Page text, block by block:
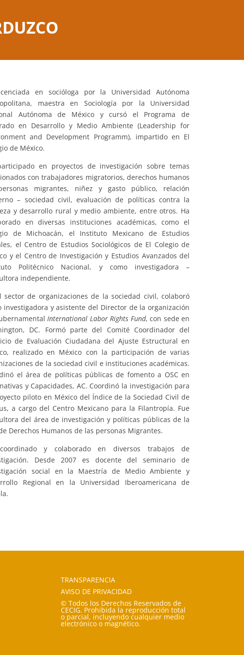
en socióloga por la Universidad Autónoma
maestra en Sociología por la Universidad
Autónoma de México y cursó el Programa de
en Desarrollo y Medio Ambiente (Leadership for
and Development Programm), impartido en El
de México.
en proyectos de investigación sobre temas
con trabajadores migratorios, derechos humanos
migrantes, niñez y gasto público, relación
– sociedad civil, evaluación de políticas contra la
y desarrollo rural y medio ambiente, entre otros. Ha
en diversas instituciones académicas, como el
de Michoacán, el Instituto Mexicano de Estudios
el Centro de Estudios Sociológicos de El Colegio de
y el Centro de Investigación y Estudios Avanzados del
Politécnico Nacional, y como investigadora –
independiente.
sector de organizaciones de la sociedad civil, colaboró
investigadora y asistente del Director de la organización
International Labor Rights Fund, con sede en
DC. Formó parte del Comité Coordinador del
de Evaluación Ciudadana del Ajuste Estructural en
realizado en México con la participación de varias
de la sociedad civil e instituciones académicas.
el área de políticas públicas de fomento a OSC en
y Capacidades, AC. Coordinó la investigación para
piloto en México del Índice de la Sociedad Civil de
a cargo del Centro Mexicano para la Filantropía. Fue
del área de investigación y políticas públicas de la
Derechos Humanos de las personas Migrantes.
y colaborado en diversos trabajos de
Desde 2007 es docente del seminario de
social en la Maestría de Medio Ambiente y
Regional en la Universidad Iberoamericana de
TRANSPARENCIA
AVISO DE PRIVACIDAD
© Todos los Derechos Reservados de
CECIG. Prohibida la reproducción total
o parcial, incluyendo cualquier medio
electrónico o magnético.